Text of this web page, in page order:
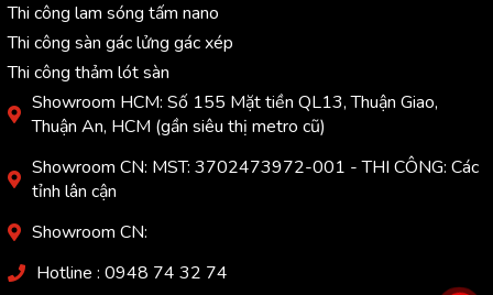
Thi công lam sóng tấm nano
Thi công sàn gác lửng gác xép
Thi công thảm lót sàn
Showroom HCM: Số 155 Mặt tiền QL13, Thuận Giao,
Thuận An, HCM (gần siêu thị metro cũ)
Showroom CN: MST: 3702473972-001 - THI CÔNG: Các
tỉnh lân cận
Showroom CN:
Hotline : 0948 74 32 74